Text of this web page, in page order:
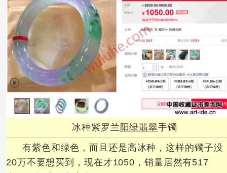
冰种紫罗兰 阳绿翡翠手镯
有紫色和绿色，而且还是高冰种，这样的镯子没
20万不要想买到，现在才1050，销量居然有517